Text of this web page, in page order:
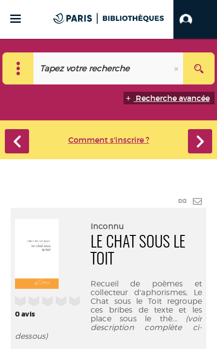
Recherche avancée
Comment s'inscrire ?
Lien
0avis
Inconnu
LE CHAT SOUS LE
TOIT
Recueil de poèmes et
collecteur d'aphorismes, Le
Chat sous le Toit regroupe
ces bribes de texte et les
place sous le thè... (voir
description complète ci-
dessous)